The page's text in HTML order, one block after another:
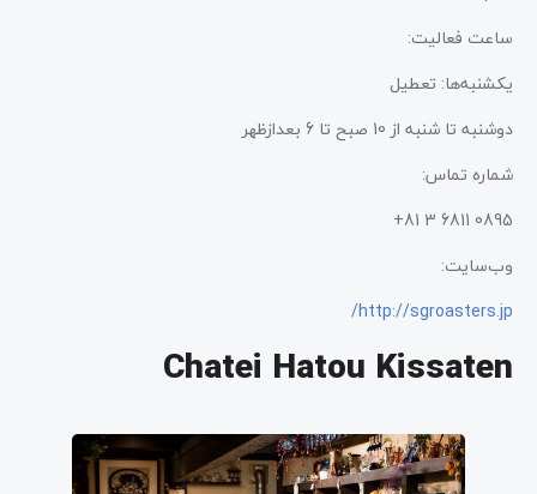
ساعت فعالیت:
یکشنبه‌ها: تعطیل
دوشنبه‌ تا شنبه از 10 صبح تا 6 بعدازظهر
شماره تماس:
0895 6811 3 81+
وب‌سایت:
http://sgroasters.jp/
Chatei Hatou Kissaten